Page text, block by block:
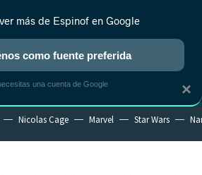
NUEVO
REALITY ANIME RANKINGS CINE
Nicolas Cage Marvel Star Wars
×
más de Espinof en Google
como fuente preferida
una cuenta de Google